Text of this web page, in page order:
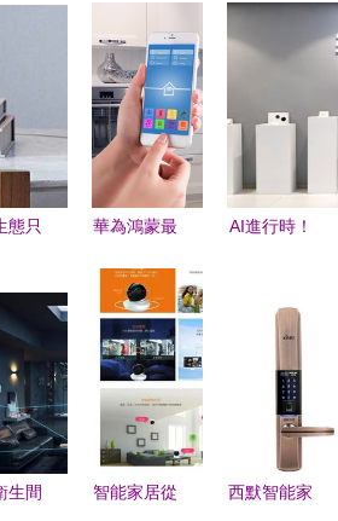
態只
能音
聰明
？
華為鴻蒙最
的上百電器
支持鴻蒙，
投資小米反
而虧錢——
智能家居產
品研發的格
AI進行時！
樂，智能家
居研發中心
引發產業新
浪潮
生間
智能家居從
西默智能家